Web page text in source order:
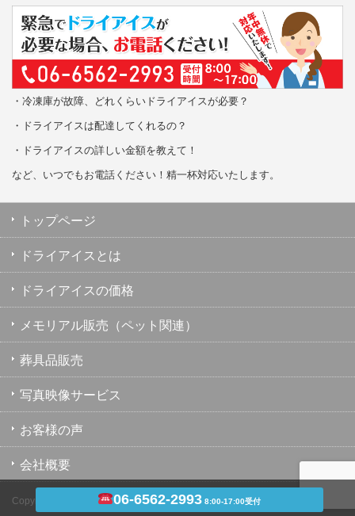
・冷凍庫が故障、どれくらいドライアイスが必要？
・ドライアイスは配達してくれるの？
・ドライアイスの詳しい金額を教えて！
など、いつでもお電話ください！精一杯対応いたします。
トップページ
ドライアイスとは
ドライアイスの価格
メモリアル販売（ペット関連）
葬具品販売
写真映像サービス
お客様の声
会社概要
Copyright © ドライアイスのユウキ
06-6562-2993 8:00-17:00受付